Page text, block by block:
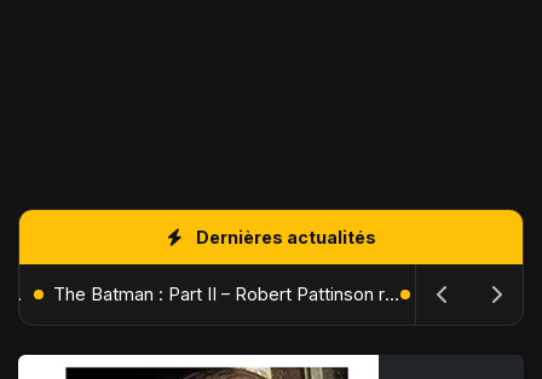
Dernières actualités
L'Âge de Glace : Le Réveil du Volcan – Manny, Sid et Diego de retour pour une aventure explosive The Batman : Part II – Robert Pattinson replonge dans les ténèbres de Gotham dès octobre 2027